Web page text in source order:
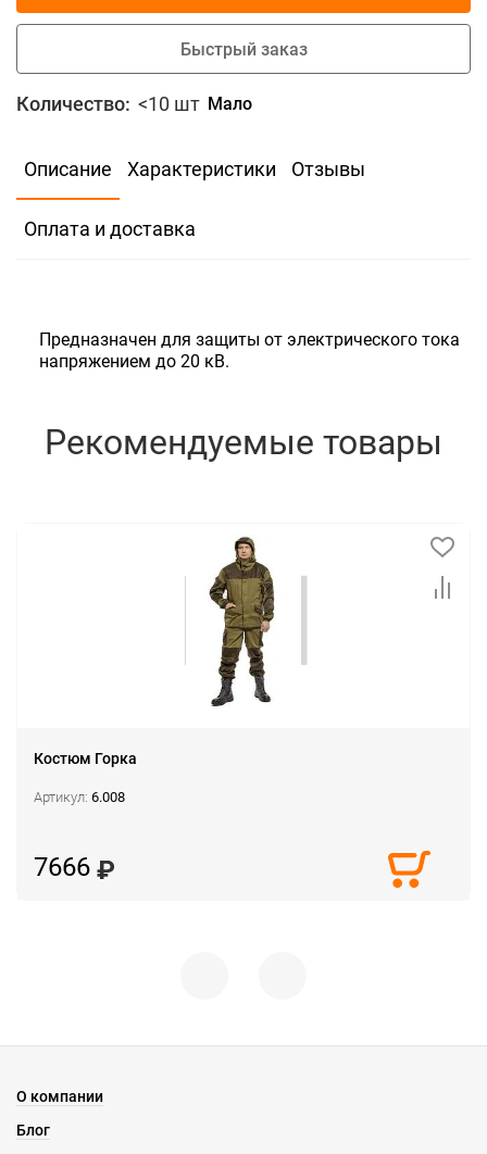
Быстрый заказ
Количество: <10 шт Мало
0.01 Скидка для юр.лиц
Описание Характеристики Отзывы
Оплата и доставка
Предназначен для защиты от электрического тока
напряжением до 20 кВ.
Рекомендуемые товары
Костюм Горка
Артикул: 6.008
7666
О компании
Блог